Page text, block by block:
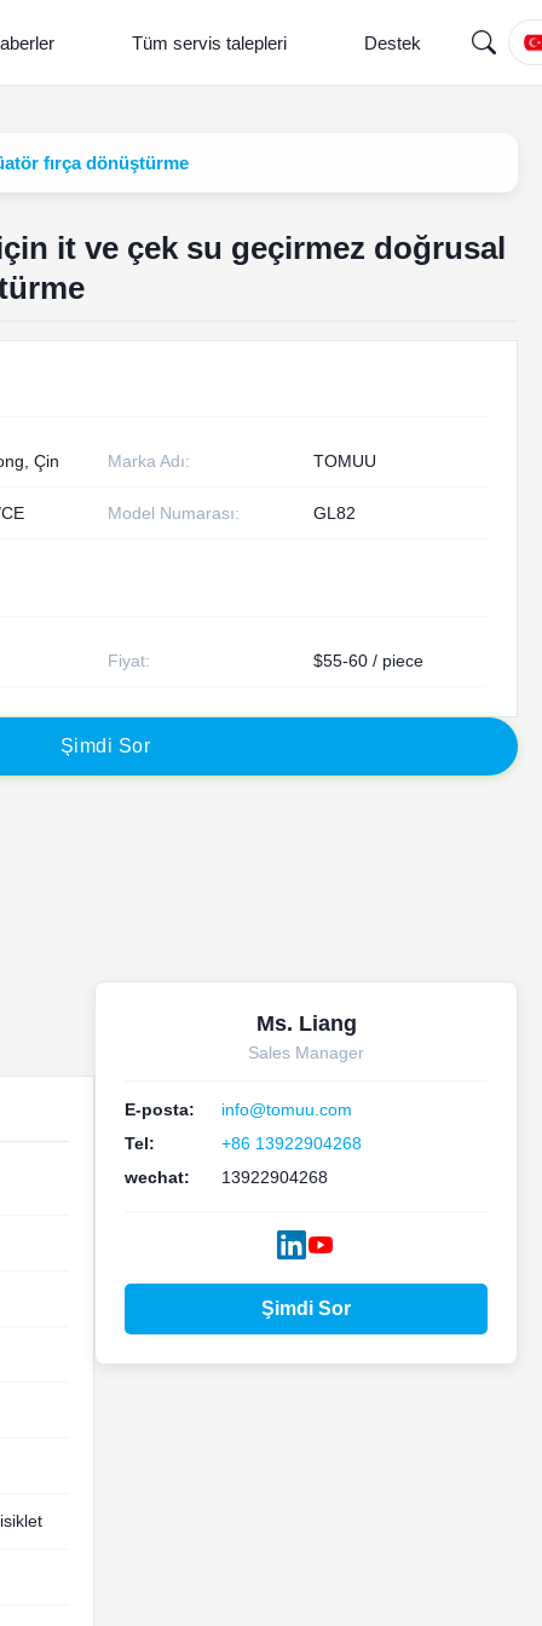
Tüm servis talepleri Destek
fırça dönüştürme
it ve çek su geçirmez doğrusal
Çin Marka Adı: TOMUU
Model Numarası: GL82
Fiyat: $55-60 / piece
Şimd i Sor
Ms. Liang
Sales Manager
E-posta:
info@tomuu.com
Tel:
+86 13922904268
wechat:
13922904268
Şimdi Sor